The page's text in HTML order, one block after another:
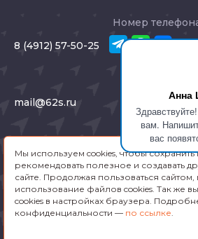
Анна
вам.
вас
Номер
8 (4912) 57-50-25
mail@62s.ru
Адрес
Рязань, Соборная 46
Заказать звонок
Мы используем cookies, чтобы
рекомендовать полезное и создавать
сайте. Продолжая пользоваться сайтом,
использование файлов cookies. Так же
cookies в настройках браузера.
конфиденциальности — по ссылке.